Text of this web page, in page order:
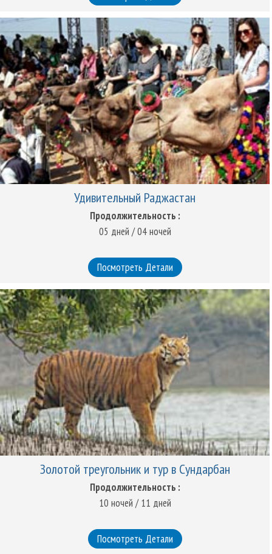
Удивительный Раджастан
Продолжительность :
05 дней / 04 ночей
Посмотреть Детали
Золотой треугольник и тур в Сундарбан
Продолжительность :
10 ночей / 11 дней
Посмотреть Детали